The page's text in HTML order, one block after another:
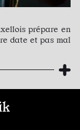
prépare en
date et pas mal